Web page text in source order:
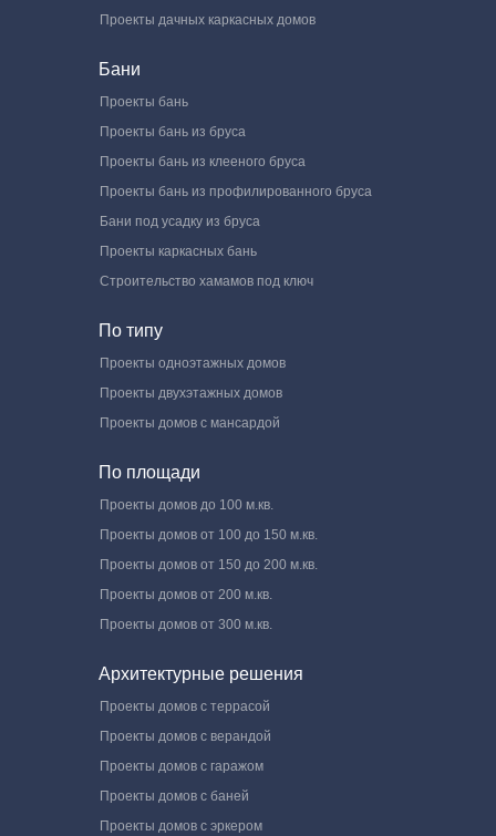
Проекты дачных каркасных домов
Бани
Проекты бань
Проекты бань из бруса
Проекты бань из клееного бруса
Проекты бань из профилированного бруса
Бани под усадку из бруса
Проекты каркасных бань
Строительство хамамов под ключ
По типу
Проекты одноэтажных домов
Проекты двухэтажных домов
Проекты домов с мансардой
По площади
Проекты домов до 100 м.кв.
Проекты домов от 100 до 150 м.кв.
Проекты домов от 150 до 200 м.кв.
Проекты домов от 200 м.кв.
Проекты домов от 300 м.кв.
Архитектурные решения
Проекты домов с террасой
Проекты домов с верандой
Проекты домов с гаражом
Проекты домов с баней
Проекты домов с эркером